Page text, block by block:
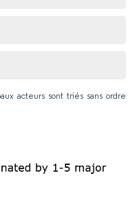
acteurs sont triés sans ordre